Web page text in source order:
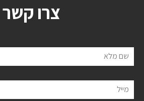
צרו קשר
שם מלא
מייל